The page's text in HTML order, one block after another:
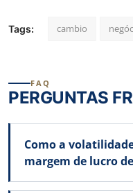
Tags: cambio
FAQ
PERGUNTAS
Como a
margem de lucro